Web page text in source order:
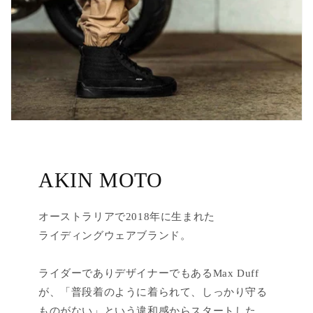
AKIN MOTO
オーストラリアで2018年に生まれた
ライディングウェアブランド。
ライダーでありデザイナーでもあるMax Duff
が、「普段着のように着られて、しっかり守る